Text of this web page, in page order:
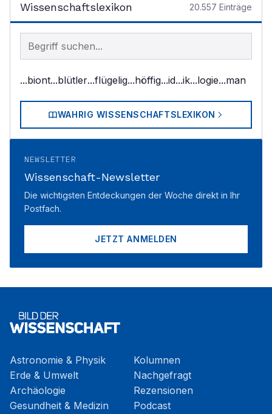
Wissenschaftslexikon 20.557 Einträge
Begriff im Lexikon suchen
...biont...blütler...flügelig...höffig...id...ik...logie...man
WAHRIG WISSENSCHAFTSLEXIKON
NEWSLETTER
Wissenschaft-Newsletter
Die wichtigsten Entdeckungen der Woche direkt in Ihr
Postfach.
JETZT ANMELDEN
Astronomie & Physik
Erde & Umwelt
Archäologie
Gesundheit & Medizin
Kolumnen
Nachgefragt
Rezensionen
Podcast